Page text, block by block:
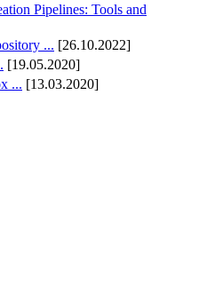
Pipelines: Tools and
... [26.10.2022]
[19.05.2020]
... [13.03.2020]